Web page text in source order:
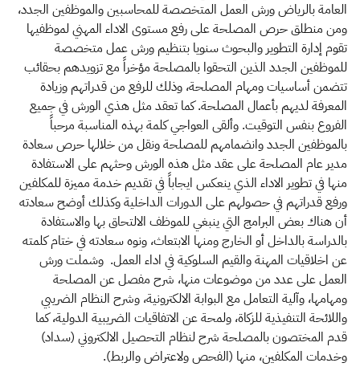
العامة بالرياض ورش العمل المتخصصة للمحاسبين والموظفين الجدد،
ومن منطلق حرص المصلحة على رفع مستوى الاداء المهني لموظفيها
تقوم إدارة التطوير والبحوث سنويا بتنظيم ورش عمل متخصصة
للموظفين الجدد الذين التحقوا بالمصلحة مؤخراً مع تزويدهم بحقائب
تتضمن أساسيات ومهام المصلحة، وذلك للرفع من قدراتهم وزيادة
المعرفة لديهم بأعمال المصلحة. كما تعقد مثل هذي الورش في جميع
الفروع بنفس التوقيت. ​​​​وألقى العواجي كلمة بهذه المناسبة مرحباً
بالموظفين الجدد وانضمامهم للمصلحة ونقل من خلالها حرص سعادة
مدير عام المصلحة على عقد مثل هذه الورش وحثهم على الاستفادة
منها في تطوير الاداء الذي ينعكس ايجاباً في تقديم خدمة مميزة للمكلفين
ورفع قدراتهم في حصولهم على الدورات الداخلية وكذلك أوضح سعادته
أن هناك بعض البرامج التي ينبغي للموظف الالتحاق بها والاستفادة
بالدراسة بالداخل أو الخارج ومنها الابتعاث، ونوه سعادته في ختام كلمته
عن اخلاقيات المهنة والقيم السلوكية في اداء العمل. وشملت ورش
العمل على عدد من موضوعات منها، شرح مفصل عن المصلحة
ومهامها، وآلية التعامل مع البوابة الالكترونية، وشرح النظام الضريبي
واللائحة التنفيذية للزكاة، ولمحة عن الاتفاقيات الضريبية الدولية، كما
قدم المختصون بالمصلحة شرح لنظام التحصيل الالكتروني (سداد)
وخدمات المكلفين، منها (الفحص ولاعتراض والربط).